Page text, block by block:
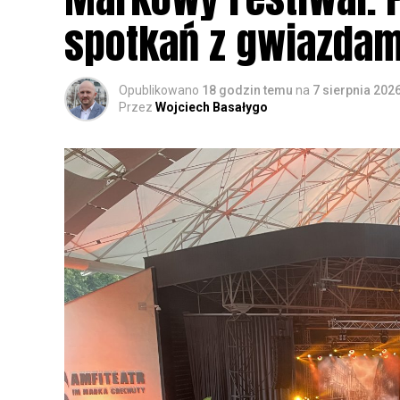
spotkań z
Opublikowano 18 godzin temu na 7 sierpnia
Przez Wojciech Basałygo